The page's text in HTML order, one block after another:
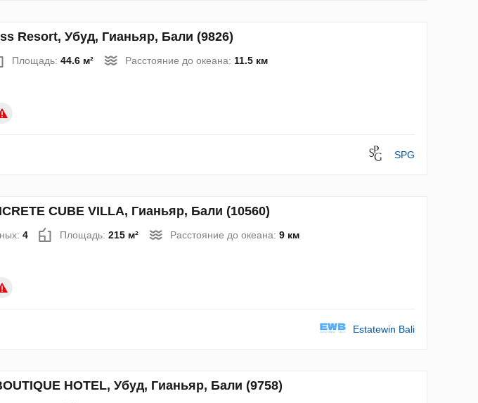
Resort, Убуд, Гианьяр, Бали (9826)
Площадь: 44.6 м² Расстояние до океана: 11.5 км
SPG
CUBE VILLA, Гианьяр, Бали (10560)
4 Площадь: 215 м² Расстояние до океана: 9 км
Estatewin Bali
HOTEL, Убуд, Гианьяр, Бали (9758)